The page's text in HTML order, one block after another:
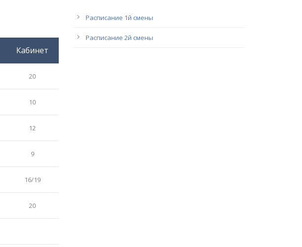
Кабинет
20
10
12
9
16/19
20
Расписание 1й смены
Расписание 2й смены